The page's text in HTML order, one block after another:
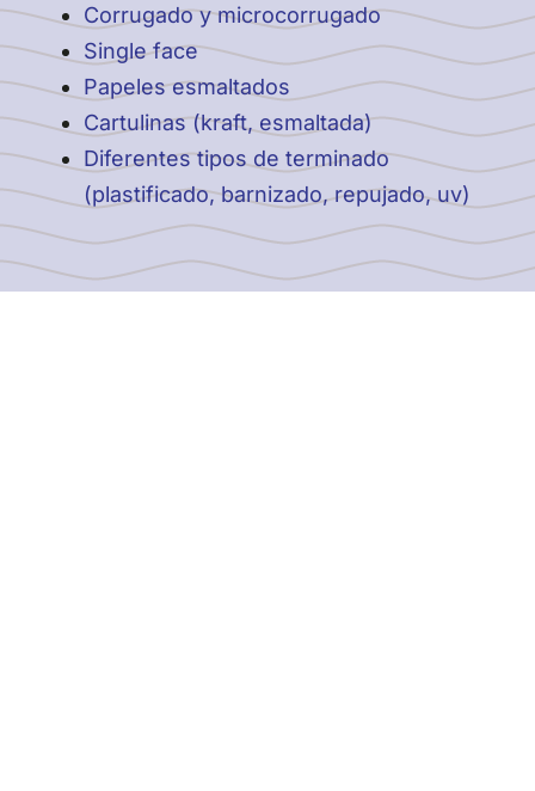
Corrugado y microcorrugado
Single face
Papeles esmaltados
Cartulinas (kraft, esmaltada)
Diferentes tipos de terminado
(plastificado, barnizado, repujado, uv)